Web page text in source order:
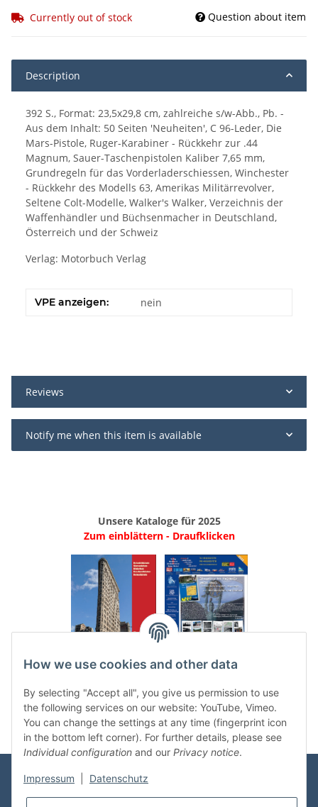
Currently out of stock Question about item
Description
392 S., Format: 23,5x29,8 cm, zahlreiche s/w-Abb., Pb. -
Aus dem Inhalt: 50 Seiten 'Neuheiten', C 96-Leder, Die
Mars-Pistole, Ruger-Karabiner - Rückkehr zur .44
Magnum, Sauer-Taschenpistolen Kaliber 7,65 mm,
Grundregeln für das Vorderladerschiessen, Winchester
- Rückkehr des Modells 63, Amerikas Militärrevolver,
Seltene Colt-Modelle, Walker's Walker, Verzeichnis der
Waffenhändler und Büchsenmacher in Deutschland,
Österreich und der Schweiz
Verlag: Motorbuch Verlag
VPE anzeigen: nein
Reviews
Notify me when this item is available
Unsere Kataloge für 2025
Zum einblättern - Draufklicken
. ..
Categories
How we use cookies and other data
By selecting "Accept all", you give us permission to use
the following services on our website: YouTube, Vimeo.
You can change the settings at any time (fingerprint icon
in the bottom left corner). For further details, please see
Individual configuration and our Privacy notice.
Impressum Datenschutz